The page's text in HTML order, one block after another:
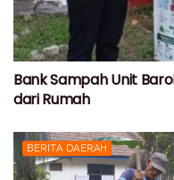
Bank Sampah Unit
dari Rumah
BERITA DAERAH